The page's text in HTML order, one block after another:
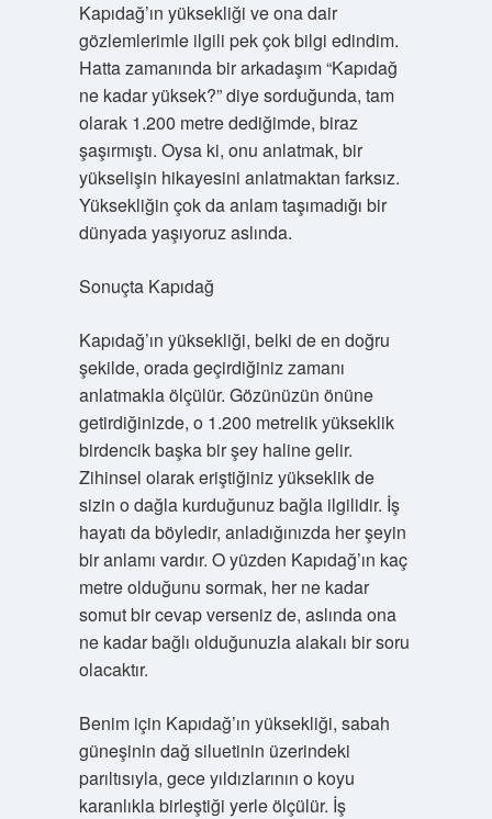
Kapıdağ’ın yüksekliği ve ona dair
gözlemlerimle ilgili pek çok bilgi edindim.
Hatta zamanında bir arkadaşım “Kapıdağ
ne kadar yüksek?” diye sorduğunda, tam
olarak 1.200 metre dediğimde, biraz
şaşırmıştı. Oysa ki, onu anlatmak, bir
yükselişin hikayesini anlatmaktan farksız.
Yüksekliğin çok da anlam taşımadığı bir
dünyada yaşıyoruz aslında.
Sonuçta Kapıdağ
Kapıdağ’ın yüksekliği, belki de en doğru
şekilde, orada geçirdiğiniz zamanı
anlatmakla ölçülür. Gözünüzün önüne
getirdiğinizde, o 1.200 metrelik yükseklik
birdencik başka bir şey haline gelir.
Zihinsel olarak eriştiğiniz yükseklik de
sizin o dağla kurduğunuz bağla ilgilidir. İş
hayatı da böyledir, anladığınızda her şeyin
bir anlamı vardır. O yüzden Kapıdağ’ın kaç
metre olduğunu sormak, her ne kadar
somut bir cevap verseniz de, aslında ona
ne kadar bağlı olduğunuzla alakalı bir soru
olacaktır.
Benim için Kapıdağ’ın yüksekliği, sabah
güneşinin dağ siluetinin üzerindeki
parıltısıyla, gece yıldızlarının o koyu
karanlıkla birleştiği yerle ölçülür. İş